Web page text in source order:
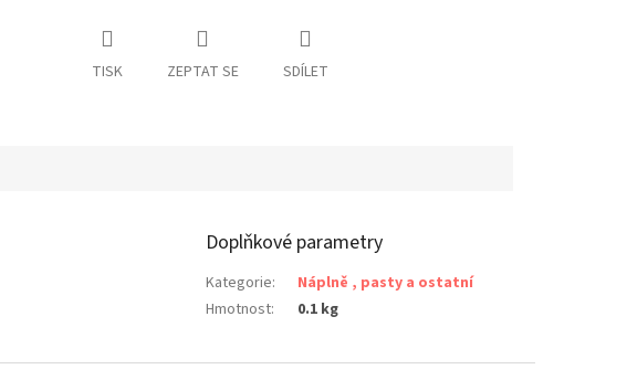
TISK ZEPTAT SE SDÍLET
Doplňkové parametry
Kategorie:
Náplně , pasty a ostatní
Hmotnost: 0.1 kg